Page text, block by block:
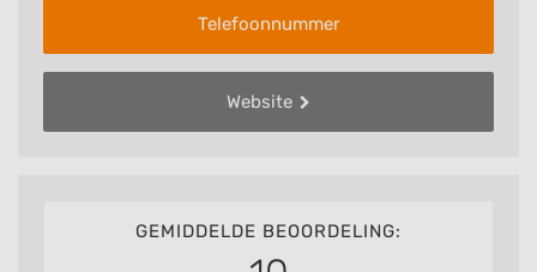
Telefoonnummer
Website
GEMIDDELDE BEOORDELING: